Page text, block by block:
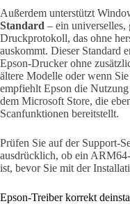
Außerdem unterstützt
Standard – ein universelles,
Druckprotokoll, das ohne
auskommt. Dieser Standard
Epson-Drucker ohne
ältere Modelle oder wenn
empfiehlt Epson die
dem Microsoft Store, die
Scanfunktionen bereitstellt.
Prüfen Sie auf der Support-
ausdrücklich, ob ein
ist, bevor Sie mit der
Epson-Treiber korrekt